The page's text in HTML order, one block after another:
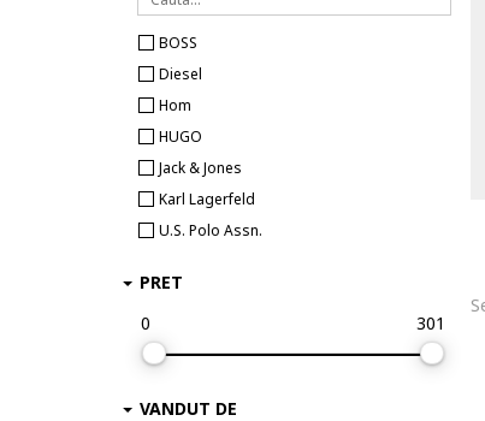
BOSS
Diesel
Hom
HUGO
Jack & Jones
Karl Lagerfeld
U.S. Polo Assn.
PRET
0
301
VANDUT DE